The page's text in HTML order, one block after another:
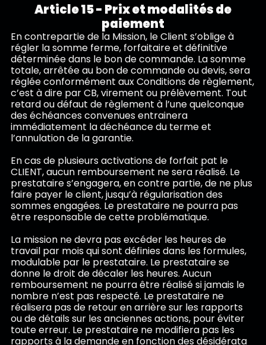
Article 15 - Prix et modalités de
paiement
En contrepartie de la Mission, le Client s’oblige à
régler la somme ferme, forfaitaire et définitive
déterminée dans le bon de commande. La somme
totale, arrêtée au bon de commande ou devis, sera
réglée conformément aux Conditions de règlement,
c’est à dire par CB, virement ou prélèvement. Tout
retard ou défaut de règlement à l’une quelconque
des échéances convenues entrainera
immédiatement la déchéance du terme et
l’annulation de la garantie.
En cas de plusieurs activations de forfait pat le
CLIENT, aucun remboursement ne sera réalisé. Le
prestataire s’engagera, en contre partie, de ne plus
faire payer le client, jusqu’à régularisation des
sommes engagées. Le prestataire ne pourra pas
être responsable de cette problématique.
La mission ne devra pas excéder les heures de
travail par mois qui sont définies dans les formules,
modulable par le prestataire. Le prestataire se
donne le droit de décaler les heures. Aucun
remboursement ne pourra être réalisé si jamais le
nombre n’est pas respecté. Le prestataire ne
réalisera pas de retour en arrière sur les rapports
ou de détails sur les anciennes actions, pour éviter
toute erreur. Le prestataire ne modifiera pas les
rapports à la demande en fonction des désidérata